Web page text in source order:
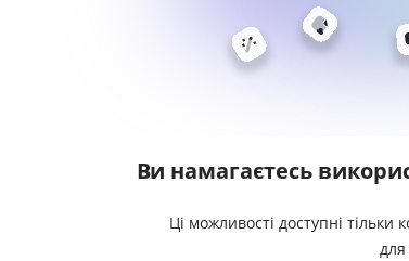
Ви намагаєтесь
Ці можливості доступні